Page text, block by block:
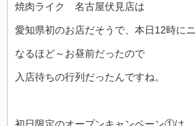
焼肉ライク 名古屋伏見店は
愛知県初のお店だそうで、本日12時にニ
なるほど～お昼前だったので
入店待ちの行列だったんですね。